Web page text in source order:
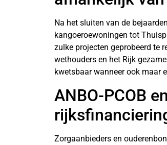
Na het sluiten van de
kangoeroewoningen tot
zulke projecten geprobeerd te
wethouders en het Rijk
kwetsbaar wanneer ook maar
ANBO-PCOB
Zorgaanbieders en